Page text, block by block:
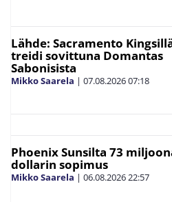
Lähde: Sacramento
treidi sovittuna Domantas
Sabonisista
Mikko Saarela | 07.08.202607:18
Phoenix Sunsilta 73
dollarin sopimus
Mikko Saarela | 06.08.202622:57